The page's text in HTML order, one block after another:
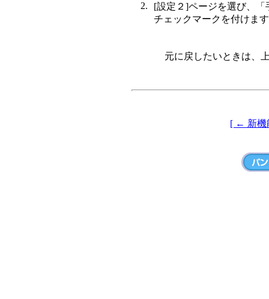
2.
[設定２]ページを選び、
チェックマークを付けま
元に戻したいときは、
[ ← 新機